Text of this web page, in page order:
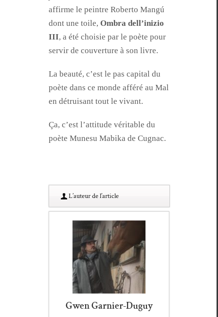
affirme le pein­tre Rober­to Mangú
dont une toile, Ombra del­l’inizio
III, a été choisie par le poète pour
servir de cou­ver­ture à son livre.
La beauté, c’est le pas cap­i­tal du
poète dans ce monde afféré au Mal
en détru­isant tout le vivant.
Ça, c’est l’at­ti­tude véri­ta­ble du
poète Mune­su Mabi­ka de Cugnac.
L’au­teur de l’article
Gwen Garnier-Duguy